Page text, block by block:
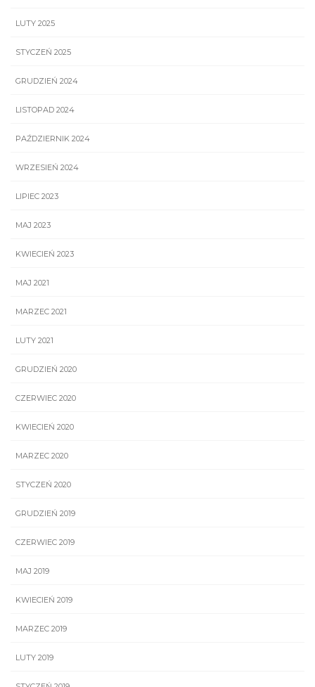
LUTY 2025
STYCZEŃ 2025
GRUDZIEŃ 2024
LISTOPAD 2024
PAŹDZIERNIK 2024
WRZESIEŃ 2024
LIPIEC 2023
MAJ 2023
KWIECIEŃ 2023
MAJ 2021
MARZEC 2021
LUTY 2021
GRUDZIEŃ 2020
CZERWIEC 2020
KWIECIEŃ 2020
MARZEC 2020
STYCZEŃ 2020
GRUDZIEŃ 2019
CZERWIEC 2019
MAJ 2019
KWIECIEŃ 2019
MARZEC 2019
LUTY 2019